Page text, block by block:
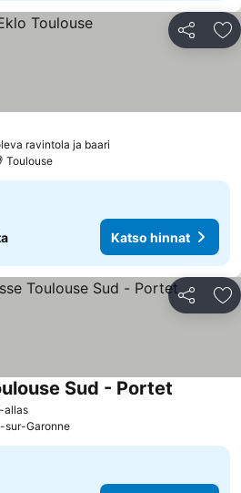
Jaa
ravintola ja baari
Toulouse
Katso hinnat
Jaa
allas
Sud - Portet
sur-Garonne